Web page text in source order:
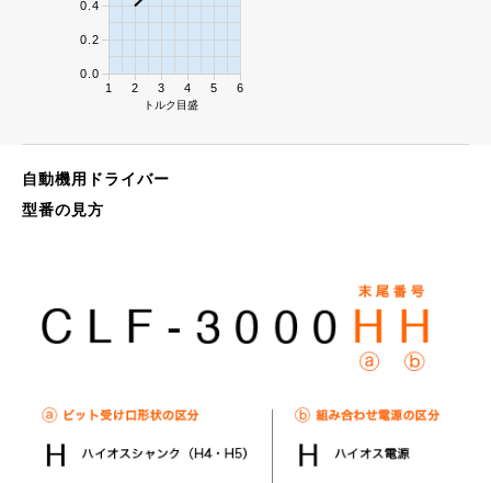
1 2 3 4 5 6
トルク目盛
0.0
0.2
0.4
自動機用ドライバー
型番の見方